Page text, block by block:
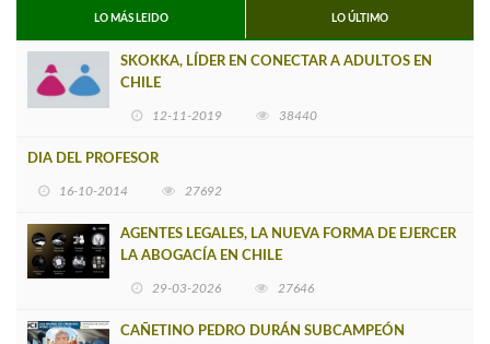
LO MÁS LEIDO LO ÚLTIMO
SKOKKA, LÍDER EN CONECTAR A ADULTOS EN
CHILE
12-11-2019 38440
DIA DEL PROFESOR
16-10-2014 27692
AGENTES LEGALES, LA NUEVA FORMA DE EJERCER
LA ABOGACÍA EN CHILE
29-03-2026 27646
CAÑETINO PEDRO DURÁN SUBCAMPEÓN